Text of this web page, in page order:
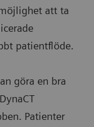
att ta
patientflöde.
göra en bra
Patienter